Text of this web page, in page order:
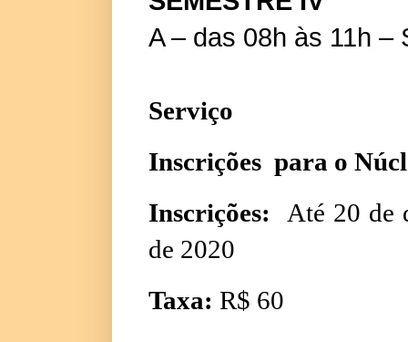
A – das 08h às 11h –
Serviço
Inscrições para o
Inscrições:
Até 20 de
de 2020
Taxa: R$ 60